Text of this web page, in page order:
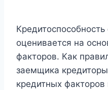
оценивается на
факторов. Как
заемщика
кредитных факторов